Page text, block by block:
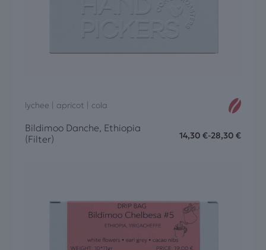
lychee | apricot | cola
Bildimoo Danche, Ethiopia
(Filter)
14,30 €-28,30 €